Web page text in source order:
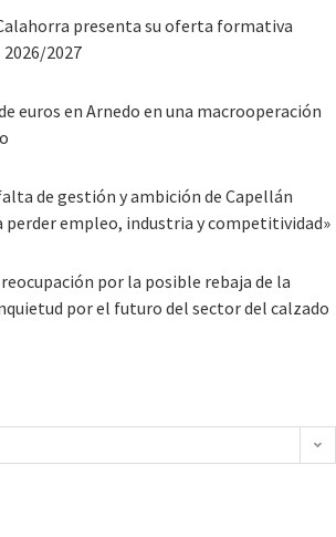
presenta su oferta formativa
2027
euros en Arnedo en una macrooperación
de gestión y ambición de Capellán
perder empleo, industria y competitividad»
por la posible rebaja de la
por el futuro del sector del calzado